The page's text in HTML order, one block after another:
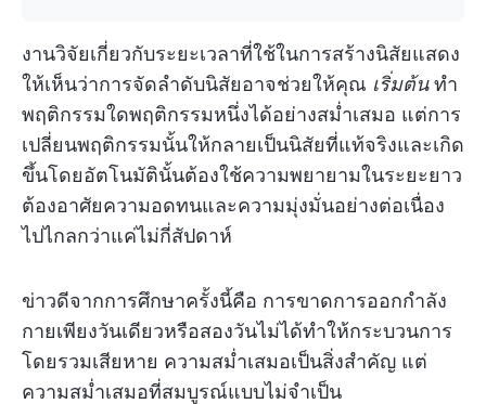
งานวิจัยเกี่ยวกับระยะเวลาที่ใช้ในการสร้างนิสัยแสดง
ให้เห็นว่าการจัดลำดับนิสัยอาจช่วยให้คุณ เริ่มต้นทำ
พฤติกรรมใดพฤติกรรมหนึ่งได้อย่างสม่ำเสมอ แต่การ
เปลี่ยนพฤติกรรมนั้นให้กลายเป็นนิสัยที่แท้จริงและเกิด
ขึ้นโดยอัตโนมัตินั้นต้องใช้ความพยายามในระยะยาว
ต้องอาศัยความอดทนและความมุ่งมั่นอย่างต่อเนื่อง
ไปไกลกว่าแค่ไม่กี่สัปดาห์
ข่าวดีจากการศึกษาครั้งนี้คือ การขาดการออกกำลัง
กายเพียงวันเดียวหรือสองวันไม่ได้ทำให้กระบวนการ
โดยรวมเสียหาย ความสม่ำเสมอเป็นสิ่งสำคัญ แต่
ความสม่ำเสมอที่สมบูรณ์แบบไม่จำเป็น